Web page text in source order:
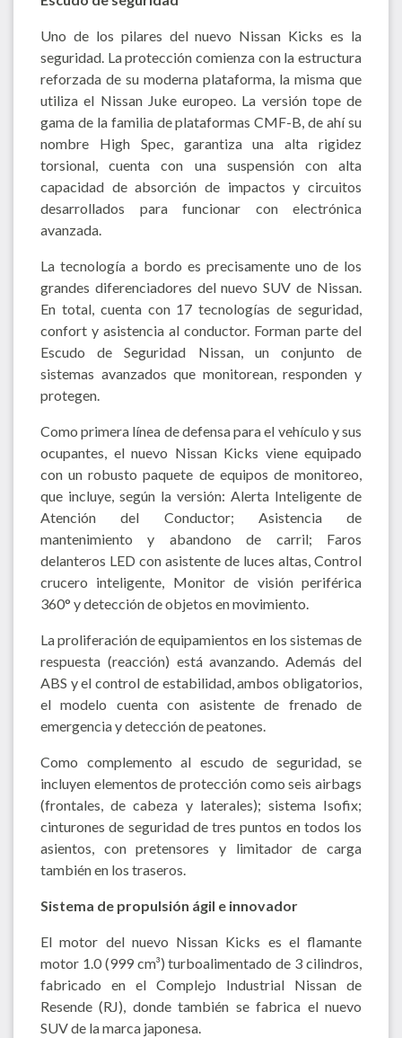
Uno de los pilares del nuevo Nissan Kicks es la
seguridad. La protección comienza con la estructura
reforzada de su moderna plataforma, la misma que
utiliza el Nissan Juke europeo. La versión tope de
gama de la familia de plataformas CMF-B, de ahí su
nombre High Spec, garantiza una alta rigidez
torsional, cuenta con una suspensión con alta
capacidad de absorción de impactos y circuitos
desarrollados para funcionar con electrónica
avanzada.
La tecnología a bordo es precisamente uno de los
grandes diferenciadores del nuevo SUV de Nissan.
En total, cuenta con 17 tecnologías de seguridad,
confort y asistencia al conductor. Forman parte del
Escudo de Seguridad Nissan, un conjunto de
sistemas avanzados que monitorean, responden y
protegen.
Como primera línea de defensa para el vehículo y sus
ocupantes, el nuevo Nissan Kicks viene equipado
con un robusto paquete de equipos de monitoreo,
que incluye, según la versión: Alerta Inteligente de
Atención del Conductor; Asistencia de
mantenimiento y abandono de carril; Faros
delanteros LED con asistente de luces altas, Control
crucero inteligente, Monitor de visión periférica
360° y detección de objetos en movimiento.
La proliferación de equipamientos en los sistemas de
respuesta (reacción) está avanzando. Además del
ABS y el control de estabilidad, ambos obligatorios,
el modelo cuenta con asistente de frenado de
emergencia y detección de peatones.
Como complemento al escudo de seguridad, se
incluyen elementos de protección como seis airbags
(frontales, de cabeza y laterales); sistema Isofix;
cinturones de seguridad de tres puntos en todos los
asientos, con pretensores y limitador de carga
también en los traseros.
Sistema de propulsión ágil e innovador
El motor del nuevo Nissan Kicks es el flamante
motor 1.0 (999 cm³) turboalimentado de 3 cilindros,
fabricado en el Complejo Industrial Nissan de
Resende (RJ), donde también se fabrica el nuevo
SUV de la marca japonesa.